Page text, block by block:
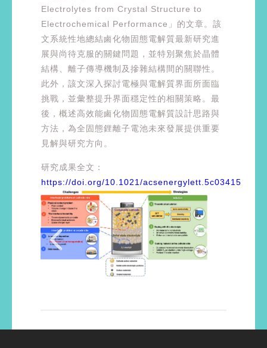
Electrolytes from Crystal Structure to
Electrochemical Performance」的文章。該
文系統性地總結鹵化物固態電解質最新研究進
展與尚待克服的關鍵問題，並特別聚焦於晶體
結構、離子傳導機制及摻雜結構間的關聯性。
此外，該文深入探討電極與電解質界面所面臨
挑戰，並彙整提升界面穩定性的相關策略。最
後，概述高效能鹵化物固態電解質設計思路與
方法，為全固態鋰離子電池未來發展提供重要
見解與研究方向。
研究成果全文：
https://doi.org/10.1021/acsenergylett.5c03415